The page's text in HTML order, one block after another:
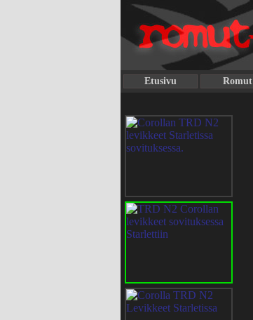
Etusivu Romut